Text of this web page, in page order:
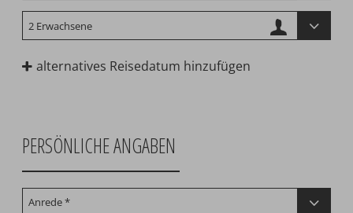
alternatives Reisedatum hinzufügen
PERSÖNLICHE ANGABEN